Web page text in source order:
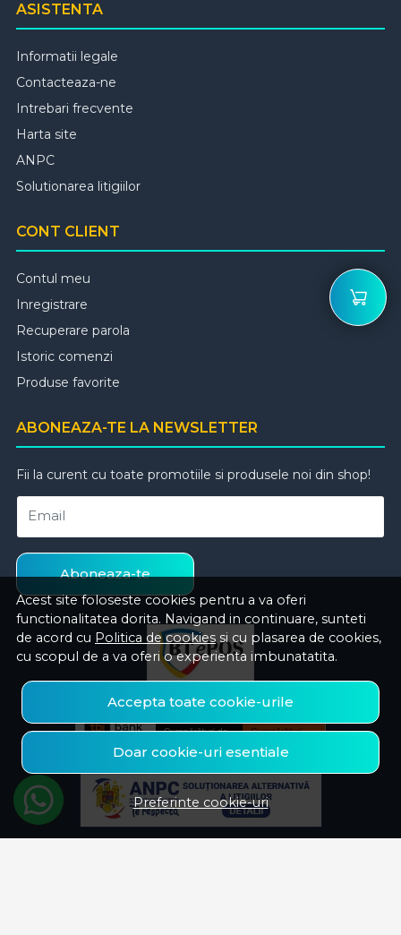
Acest site foloseste cookies pentru a va oferi
functionalitatea dorita. Navigand in continuare, sunteti
de acord cu Politica de cookies si cu plasarea de cookies,
cu scopul de a va oferi o experienta imbunatatita.
Accepta toate cookie-urile
Doar cookie-uri esentiale
Preferinte cookie-uri
ASISTENTA
Informatii legale
Contacteaza-ne
Intrebari frecvente
Harta site
ANPC
Solutionarea litigiilor
CONT CLIENT
Contul meu
Inregistrare
Recuperare parola
Istoric comenzi
Produse favorite
ABONEAZA-TE LA NEWSLETTER
Fii la curent cu toate promotiile si produsele noi din shop!
Email
Aboneaza-te